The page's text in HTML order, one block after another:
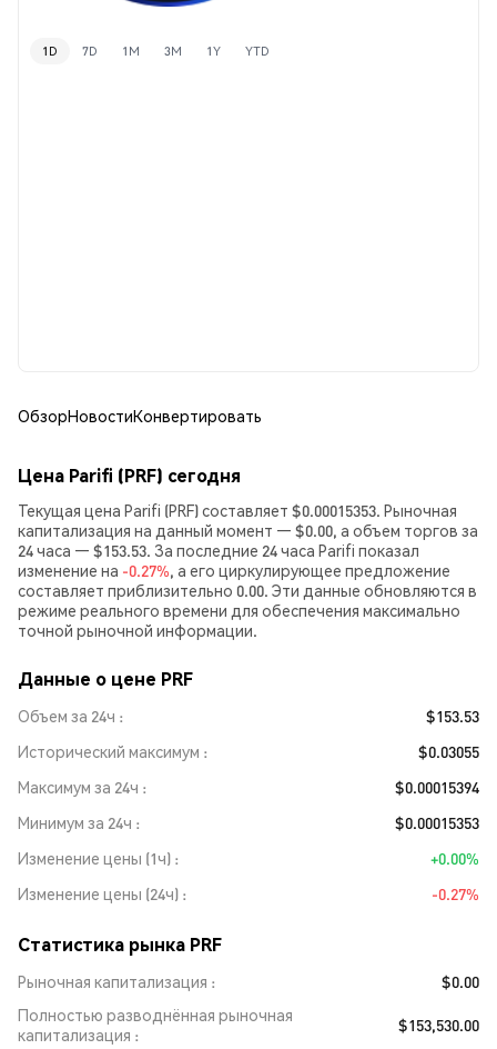
1D 7D 1M 3M 1Y YTD
ОбзорНовостиКонвертировать
Цена Parifi (PRF) сегодня
Текущая цена Parifi (PRF) составляет $0.00015353. Рыночная
капитализация на данный момент — $0.00, а объем торгов за
24 часа — $153.53. За последние 24 часа Parifi показал
изменение на -0.27%, а его циркулирующее предложение
составляет приблизительно 0.00. Эти данные обновляются в
режиме реального времени для обеспечения максимально
точной рыночной информации.
Данные о цене PRF
Объем за 24ч
$153.53
Исторический максимум
$0.03055
Максимум за 24ч
$0.00015394
Минимум за 24ч
$0.00015353
Изменение цены (1ч)
+0.00%
Изменение цены (24ч)
-0.27%
Статистика рынка PRF
Рыночная капитализация
$0.00
Полностью разводнённая рыночная
капитализация
$153,530.00